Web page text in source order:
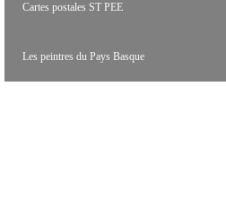
Cartes postales ST PEE
Les peintres du Pays Basque